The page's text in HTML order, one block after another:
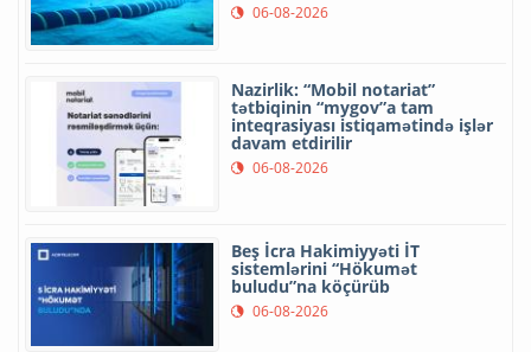
06-08-2026
Nazirlik: “Mobil notariat”
tətbiqinin “mygov”a tam
inteqrasiyası istiqamətində işlər
davam etdirilir
06-08-2026
Beş İcra Hakimiyyəti İT
sistemlərini “Hökumət
buludu”na köçürüb
06-08-2026